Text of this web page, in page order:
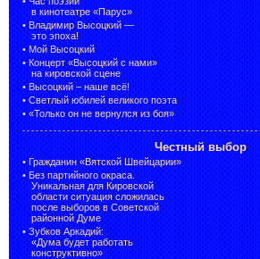
в кинотеатре «Парус»
• Владимир Высоцкий —
это эпоха!
• Мой Высоцкий
• Концерт «Высоцкий с нами»
на кировской сцене
• Высоцкий – наше всё!
• Светлый юбилей великого поэта
• «Только он не вернулся из боя»
Честный выбор
• Гражданин «Вятской Швейцарии»
• Без партийного окраса.
Уникальная для Кировской
области ситуация сложилась
после выборов в Советской
районной Думе
• Зубков Аркадий:
«Дума будет работать
конструктивно»